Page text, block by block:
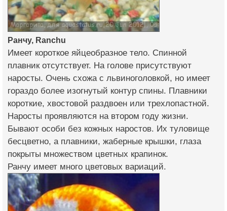
Ранчу, Ranchu
Имеет короткое яйцеобразное тело. Спинной
плавник отсутствует. На голове присутствуют
наросты. Очень схожа с львиноголовкой, но имеет
гораздо более изогнутый контур спины. Плавники
короткие, хвостовой раздвоен или трехлопастной.
Наросты проявляются на втором году жизни.
Бывают особи без кожных наростов. Их туловище
бесцветно, а плавники, жаберные крышки, глаза
покрыты множеством цветных крапинок.
Ранчу имеет много цветовых вариаций.